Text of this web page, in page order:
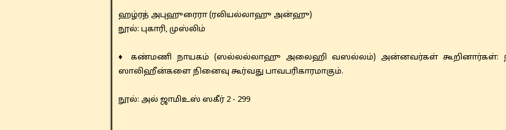
ஹழ்ரத் ​​அபுஹுரைரா (ரலியல்லாஹு அன்ஹு)
​நூல்: புகாரி, முஸ்லிம்
♦ கண்மணி நாயகம் (ஸல்லல்லாஹு அலைஹி வஸல்லம்) அன்னவர்கள் கூறினார்கள்:
ஸாலிஹீன்களை நினைவு கூர்வது பாவபரிகாரமாகும்.
​​நூல்: அல் ஜாமிஉஸ் ஸகீர் 2 - 299